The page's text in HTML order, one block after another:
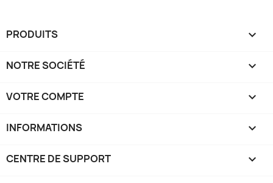
PRODUITS 
NOTRE SOCIÉTÉ 
VOTRE COMPTE 
INFORMATIONS keyboard_arrow_down
CENTRE DE SUPPORT 